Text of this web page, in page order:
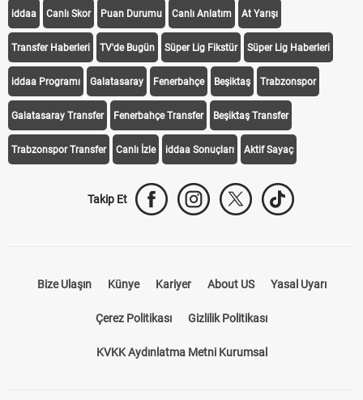
iddaa Canlı Skor Puan Durumu Canlı Anlatım At Yarışı
Transfer Haberleri TV'de Bugün Süper Lig Fikstür Süper Lig Haberleri
iddaa Programı Galatasaray Fenerbahçe Beşiktaş Trabzonspor
Galatasaray Transfer Fenerbahçe Transfer Beşiktaş Transfer
Trabzonspor Transfer Canlı İzle iddaa Sonuçları Aktif Sayaç
Takip Et
Bize Ulaşın Künye Kariyer About US Yasal Uyarı
Çerez Politikası Gizlilik Politikası
KVKK Aydınlatma Metni Kurumsal